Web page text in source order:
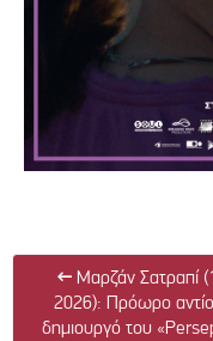
← Μαρζάν Σατραπί
2026): Πρόωρο
δημιουργό του